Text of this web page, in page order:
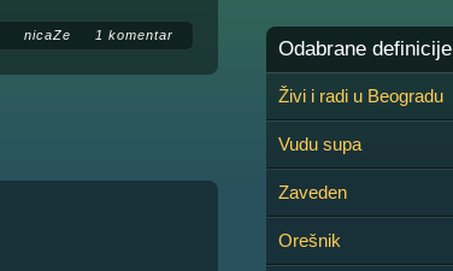
nicaZe 1 komentar
Odabrane definicije
Živi i radi u Beogradu
Vudu supa
Zaveden
Orešnik